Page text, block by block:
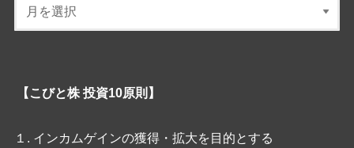
【こびと株 投資10原則】
１. インカムゲインの獲得・拡大を目的とする